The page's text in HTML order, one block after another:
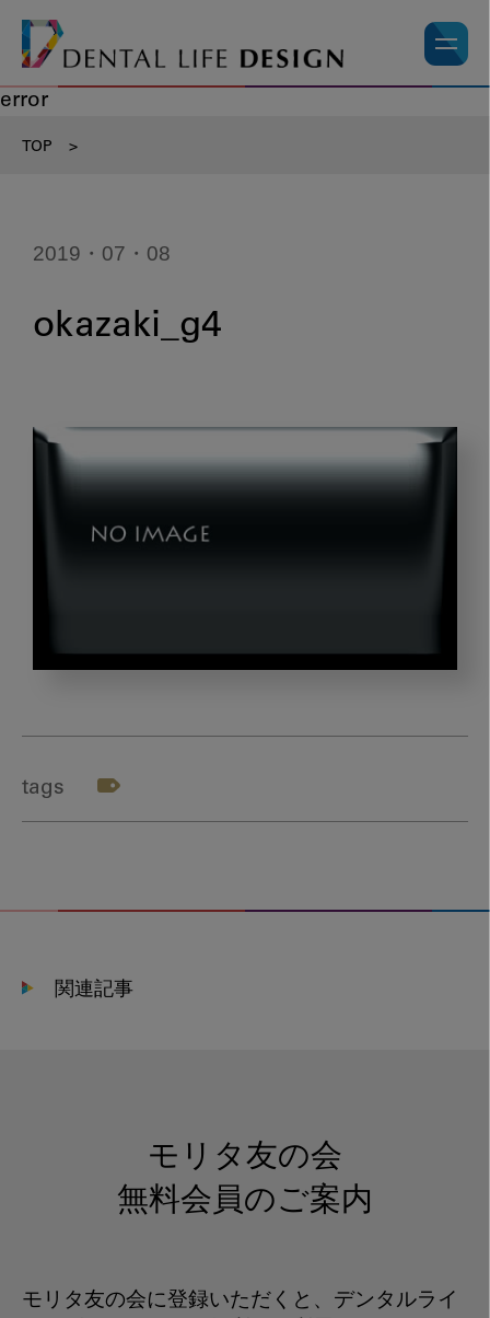
error
TOP >
2019・07・08
okazaki_g4
tags
関連記事
モリタ友の会
無料会員のご案内
モリタ友の会に登録いただくと、デンタルライ